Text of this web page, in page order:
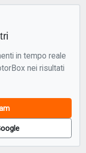
in tempo reale
nei risultati